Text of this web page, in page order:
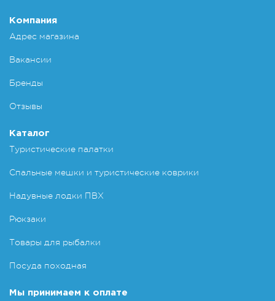
Компания
Адрес магазина
Вакансии
Бренды
Отзывы
Каталог
Туристические палатки
Спальные мешки и туристические коврики
Надувные лодки ПВХ
Рюкзаки
Товары для рыбалки
Посуда походная
Мы принимаем к оплате